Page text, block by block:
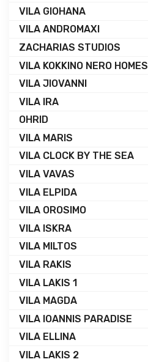
VILA GIOHANA
VILA ANDROMAXI
ZACHARIAS STUDIOS
VILA KOKKINO NERO HOMES
VILA JIOVANNI
VILA IRA
OHRID
VILA MARIS
VILA CLOCK BY THE SEA
VILA VAVAS
VILA ELPIDA
VILA OROSIMO
VILA ISKRA
VILA MILTOS
VILA RAKIS
VILA LAKIS 1
VILA MAGDA
VILA IOANNIS PARADISE
VILA ELLINA
VILA LAKIS 2